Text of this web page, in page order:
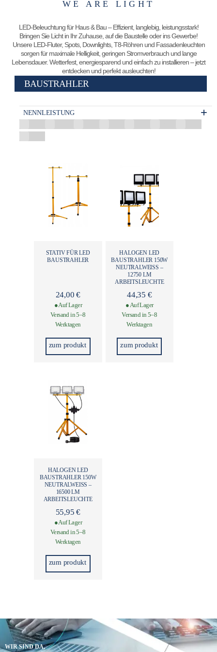
WE ARE LIGHT
LED-Beleuchtung für Haus & Bau – Effizient, langlebig, leistungsstark!
Bringen Sie Licht in Ihr Zuhause, auf die Baustelle oder ins Gewerbe!
Unsere LED-Fluter, Spots, Downlights, T8-Röhren und Fassadenleuchten
sorgen für maximale Helligkeit, geringen Stromverbrauch und lange
Lebensdauer. Wetterfest, energiesparend und einfach zu installieren – jetzt
entdecken und perfekt ausleuchten!
BAUSTRAHLER
NENNLEISTUNG
STATIV FÜR LED
BAUSTRAHLER
24,00€
● Auf Lager
Versand in 5–8
Werktagen
zum produkt
HALOGEN LED
BAUSTRAHLER 150W
NEUTRALWEISS – 1
2750 LM A
RBEITSLEUCHTE
44,35 €
● Auf Lager
Versand in 5–8
Werktagen
zum produkt
HALOGEN LED
BAUSTRAHLER 150W
NEUTRALWEISS – 1
6500 LM A
RBEITSLEUCHTE
55,95€
● Auf Lager
Versand in 5–8
Werktagen
zum produkt
WIR SIND DA,